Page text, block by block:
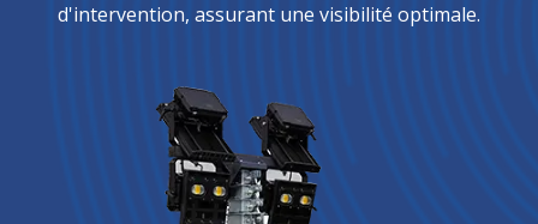
d'intervention, assurant une visibilité optimale.